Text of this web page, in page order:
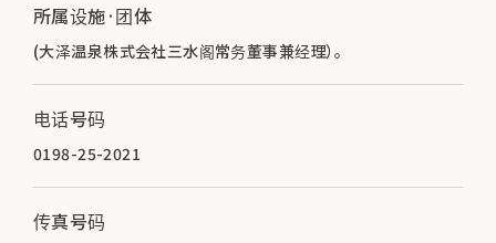
所属设施·团体
(大泽温泉株式会社三水阁常务董事兼经理）。
电话号码
0198-25-2021
传真号码